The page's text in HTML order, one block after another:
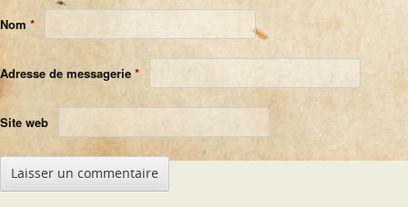
Nom *
Adresse de messagerie *
Site web